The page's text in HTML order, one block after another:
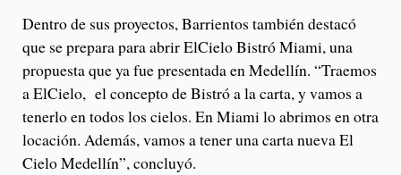
Dentro de sus proyectos, Barrientos también destacó
que se prepara para abrir ElCielo Bistró Miami, una
propuesta que ya fue presentada en Medellín. “Traemos
a ElCielo, el concepto de Bistró a la carta, y vamos a
tenerlo en todos los cielos. En Miami lo abrimos en otra
locación. Además, vamos a tener una carta nueva El
Cielo Medellín”, concluyó.